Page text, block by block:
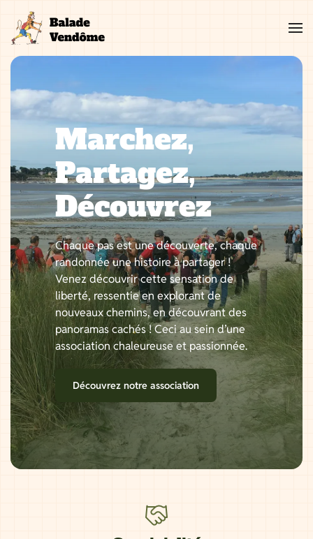
contenu
Marchez,
Partagez,
Découvrez
Chaque pas est une découverte, chaque
randonnée une histoire à partager !
Venez découvrir cette sensation de
liberté, ressentie en explorant de
nouveaux chemins, en découvrant des
panoramas cachés ! Ceci au sein d’une
association chaleureuse et passionnée.
Découvrez notre association